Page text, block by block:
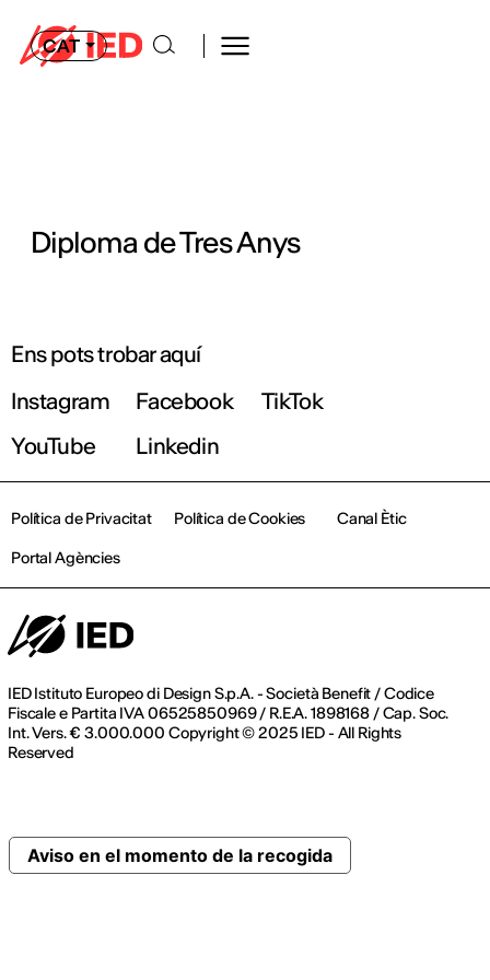
CAT
Diploma de Tres Anys
Ens pots trobar aquí
Instagram
Facebook
TikTok
YouTube
Linkedin
IED Istituto Europeo di Design S.p.A. - Società Benefit / Codice
Fiscale e Partita IVA 06525850969 / R.E.A. 1898168 / Cap. Soc.
Int. Vers. € 3.000.000 Copyright © 2025 IED - All Rights
Reserved
Política de Privacitat Política de Cookies
Canal Ètic
Portal Agències
Aviso en el momento de la recogida